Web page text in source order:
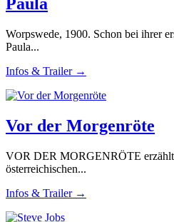
Worpswede, 1900. Schon bei ihrer
Paula...
Infos & Trailer →
Vor der Morgenröte
VOR DER MORGENRÖTE erzählt
österreichischen...
Infos & Trailer →